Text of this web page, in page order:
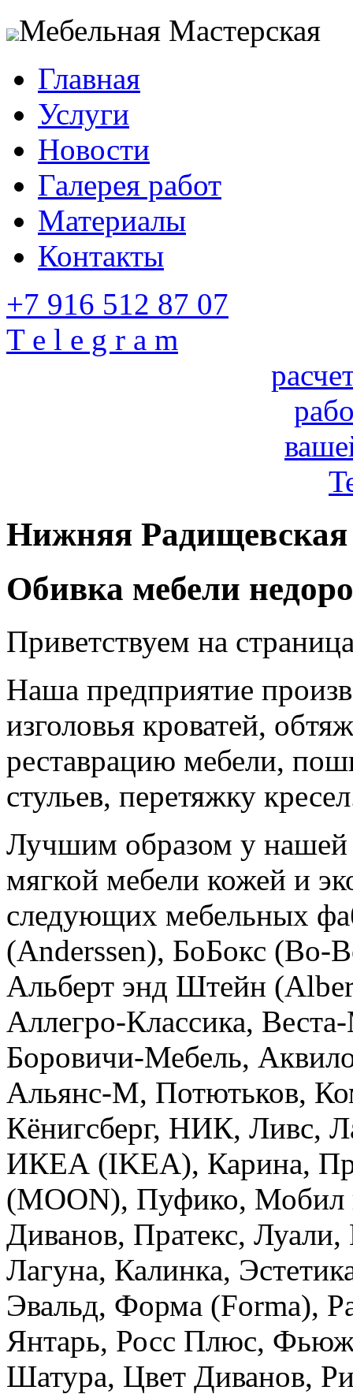
Мебельная Мастерская
Главная
Услуги
Новости
Галерея работ
Материалы
Контакты
+7 916 512 87 07
T e l e g r a m
Нижняя Радищевская
Обивка мебели
Приветствуем на
Наша предприятие
изголовья кроватей,
реставрацию мебели,
стульев, перетяжку
Лучшим образом у нашей
мягкой мебели кожей и
следующих мебельных
(Anderssen), БоБокс (Bo-
Альберт энд Штейн
Аллегро-Классика,
Боровичи-Мебель,
Альянс-М, Потютьков,
Кёнигсберг, НИК, Ливс,
ИКЕА (IKEA), Карина,
(MOON), Пуфико,
Диванов, Пратекс,
Лагуна, Калинка,
Эвальд, Форма (Forma),
Янтарь, Росс Плюс,
Шатура, Цвет Диванов,